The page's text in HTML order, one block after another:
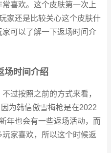
喜欢。这个皮肤第一次上
家还是比较关心这个皮肤什
可以了解一下返场时间介
场时间介绍
过按照之前的方式来看，
为韩信傲雪梅枪是在2022
年也会有一些返场活动，而
家喜欢，所以这个时候返